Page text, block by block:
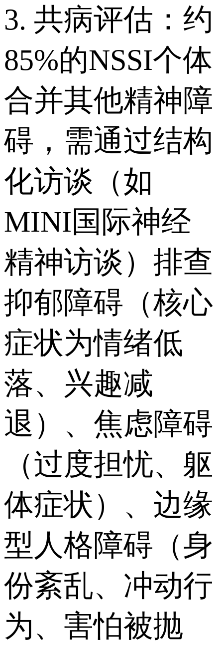
3. 共病评估：约
85%的NSSI个体
合并其他精神障
碍，需通过结构
化访谈（如
MINI国际神经
精神访谈）排查
抑郁障碍（核心
症状为情绪低
落、兴趣减
退）、焦虑障碍
（过度担忧、躯
体症状）、边缘
型人格障碍（身
份紊乱、冲动行
为、害怕被抛